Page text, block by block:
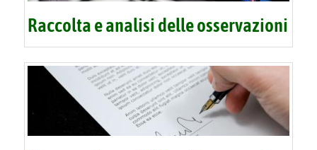
Raccolta e analisi delle osservazioni